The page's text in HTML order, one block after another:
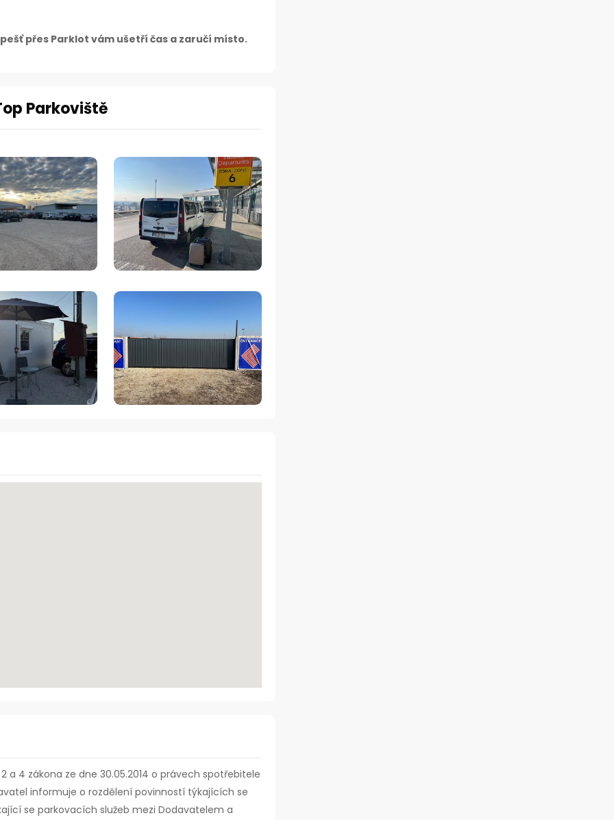
přes Parklot vám ušetří čas a zaručí místo.
Parkoviště
a 4 zákona ze dne 30.05.2014 o právech spotřebitele
informuje o rozdělení povinností týkajících se
se parkovacích služeb mezi Dodavatelem a